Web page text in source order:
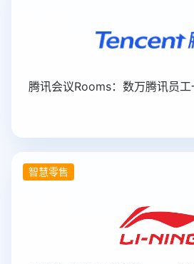
腾讯会议Rooms：数万腾讯员
智慧零售